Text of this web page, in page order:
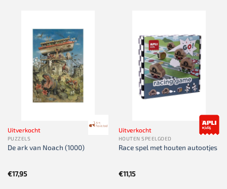
Uitverkocht
PUZZELS
De ark van Noach (1000)
€17,95
Uitverkocht
HOUTEN SPEELGOED
Race spel met houten autootjes
€11,15